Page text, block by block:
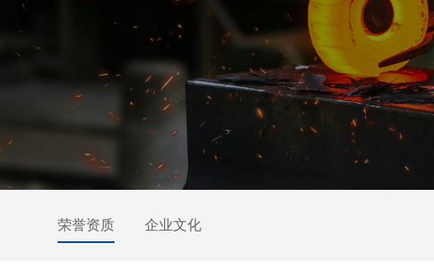
荣誉资质 企业文化